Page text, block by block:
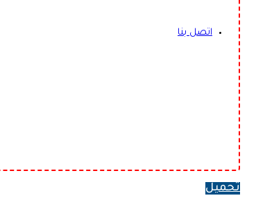
اتصل بنا
تحميل